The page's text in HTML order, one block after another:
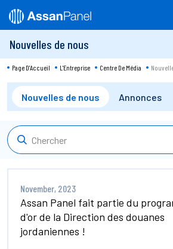
Nouvelles de nous
Page D'Accueil L'Entreprise Centre De Média
Nouvelles de nous Annonces
November, 2023
Assan Panel fait partie du
d'or de la Direction des douanes
jordaniennes !